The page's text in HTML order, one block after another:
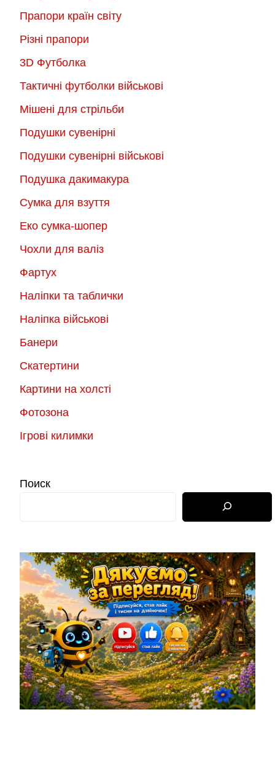
Прапори країн світу
Різні прапори
3D Футболка
Тактичні футболки військові
Мішені для стрільби
Подушки сувенірні
Подушки сувенірні військові
Подушка дакимакура
Сумка для взуття
Еко сумка-шопер
Чохли для валіз
Фартух
Наліпки та таблички
Наліпка військові
Банери
Скатертини
Картини на холсті
Фотозона
Ігрові килимки
Поиск